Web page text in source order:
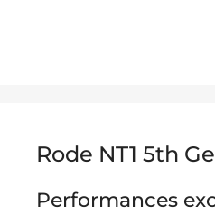
Rode NT1 5th
Performances